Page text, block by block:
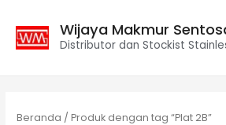
Wijaya Makmur
Distributor dan Stockist
Beranda / Produk dengan tag “Plat 2B”